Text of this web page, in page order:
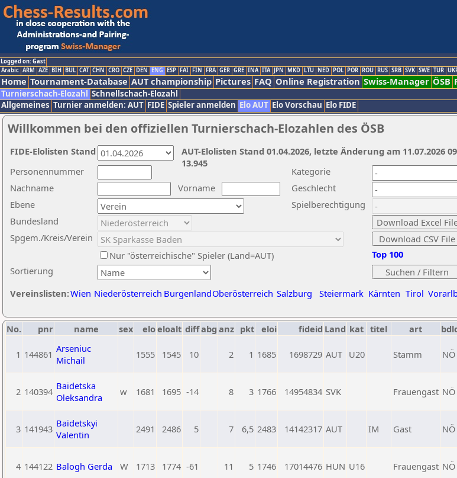
Logged on: Gast
Arabic ARM AZE BIH BUL CAT CHN CRO CZE DEN ENG ESP FAI FIN FRA GER GRE INA ITA JPN MKD LTU NED POL POR ROU RUS SRB SVK SWE TUR
Home Tournament-Database AUT championship Pictures FAQ Online Registration Swiss-Manager ÖSB
Turnierschach-Elozahl Schnellschach-Elozahl
Allgemeines Turnier anmelden: AUT FIDE Spieler anmelden Elo AUT Elo Vorschau Elo FIDE
Willkommen bei den offiziellen Turnierschach-Elozahlen des ÖSB
Nachname
Vorname
Ebene
Kategorie
Sortierung
Personennummer
Bundesland
Spgem./Kreis/Verein
Geschlecht
Nur "österreichische" Spieler (Land=AUT)
Spielberechtigung
Vereinslisten:Wien Niederösterreich BurgenlandOberösterreich Salzburg Steiermark Kärnten Tirol
Top 100
AUT-Elolisten Stand 01.04.2026, letzte Änderung am 11.07.2026
13.945
FIDE-Elolisten Stand
No. pnr name sex eloeloalt diffabg anz pkt eloi fideid Land kat titel art
1 144861 Arseniuc
Michail
1555 1545 10 2 1 1685 1698729 AUT U20 Stamm NÖ
2 140394 Baidetska
Oleksandra
w 1681 1695 -14 8 3 1766 14954834 SVK Frauengast NÖ
3 141943 Baidetskyi
Valentin
2491 2486 5 7 6,5 2483 14142317 AUT IM Gast NÖ
4 144122 Balogh Gerda W 1713 1774 -61 11 5 1746 17014476 HUN U16 Frauengast NÖ